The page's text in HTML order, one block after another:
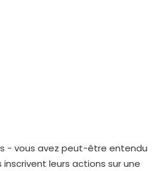
- vous avez peut-être entendu
inscrivent leurs actions sur une